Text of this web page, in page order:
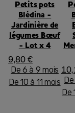
Petits pots
Blédina -
Jardinière de
légumes Bœuf
- Lot x 4
9,80 €
De 6 à 9 mois
De 10 à 11 mois
De